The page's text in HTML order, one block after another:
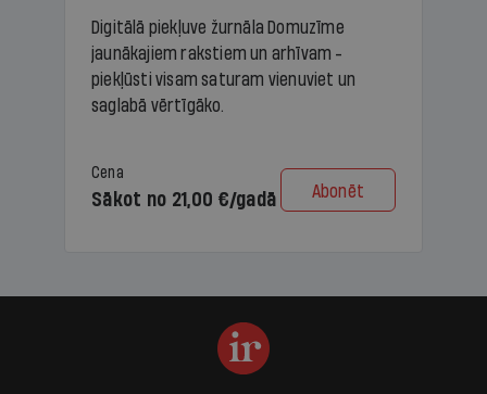
Digitālā piekļuve žurnāla Domuzīme
jaunākajiem rakstiem un arhīvam -
piekļūsti visam saturam vienuviet un
saglabā vērtīgāko.
Cena
Sākot no 21,00 €/gadā Abonēt